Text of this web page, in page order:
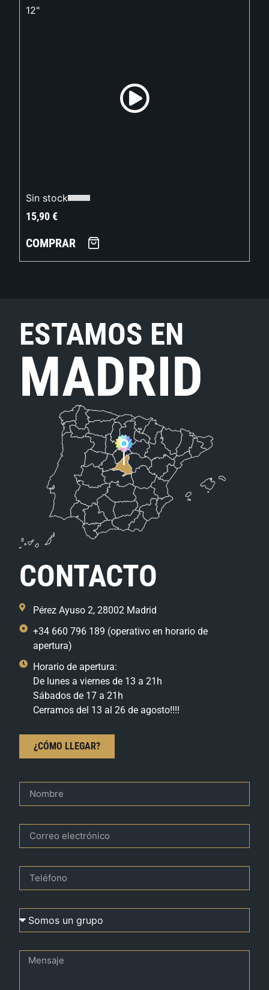
12"
Sin stock
15,90€
COMPRAR
ESTAMOS EN
MADRID
CONTACTO
Pérez Ayuso 2, 28002 Madrid
+34 660 796 189 (operativo en horario de
apertura)
Horario de apertura:
De lunes a viernes de 13 a 21h
Sábados de 17 a 21h
Cerramos del 13 al 26 de agosto!!!!
¿CÓMO LLEGAR?